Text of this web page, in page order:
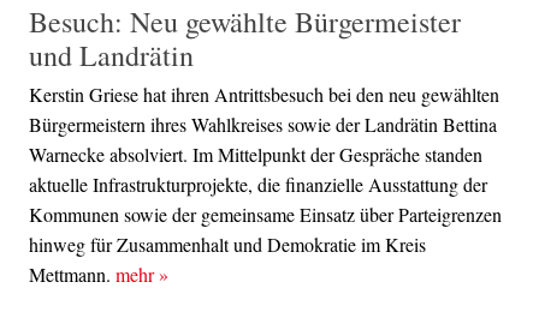
Besuch: Neu gewählte Bürgermeister
und Landrätin
Kerstin Griese hat ihren Antrittsbesuch bei den neu gewählten
Bürgermeistern ihres Wahlkreises sowie der Landrätin Bettina
Warnecke absolviert. Im Mittelpunkt der Gespräche standen
aktuelle Infrastrukturprojekte, die finanzielle Ausstattung der
Kommunen sowie der gemeinsame Einsatz über Parteigrenzen
hinweg für Zusammenhalt und Demokratie im Kreis
Mettmann. mehr»